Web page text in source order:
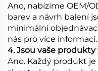
Ano, nabízíme OEM/
barev a návrh balení
minimální
nás pro více informací.
4. Jsou vaše
Ano. Každý produkt